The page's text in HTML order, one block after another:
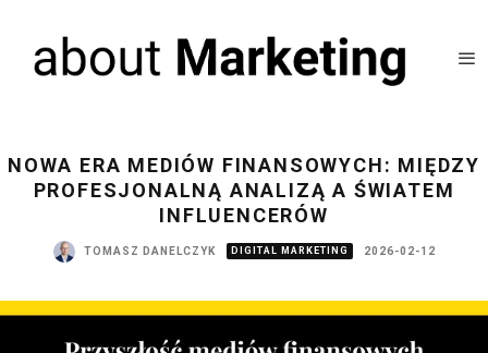
NOWA ERA MEDIÓW FINANSOWYCH: MIĘDZY
PROFESJONALNĄ ANALIZĄ A ŚWIATEM
INFLUENCERÓW
TOMASZ DANELCZYK DIGITAL MARKETING 2026-02-12